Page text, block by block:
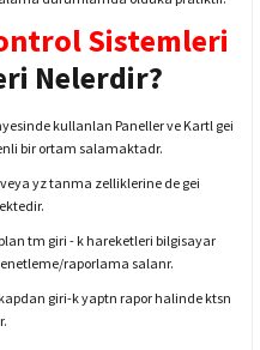
Sistemleri
Nelerdir?
kullanlan Paneller ve Kartl gei
bir ortam salamaktadr.
yz tanma zelliklerine de gei
tm giri - k hareketleri bilgisayar
raporlama salanr.
giri-k yaptn rapor halinde ktsn